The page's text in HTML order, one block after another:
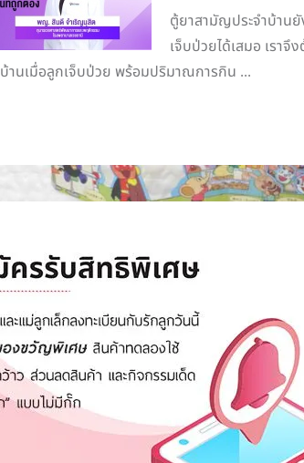
ตู้ยาสามัญประจำบ้านยั
เจ็บป่วยได้เสมอ เราจึ
านเมื่อลูกเจ็บป่วย พร้อมปริมาณการกิน ...